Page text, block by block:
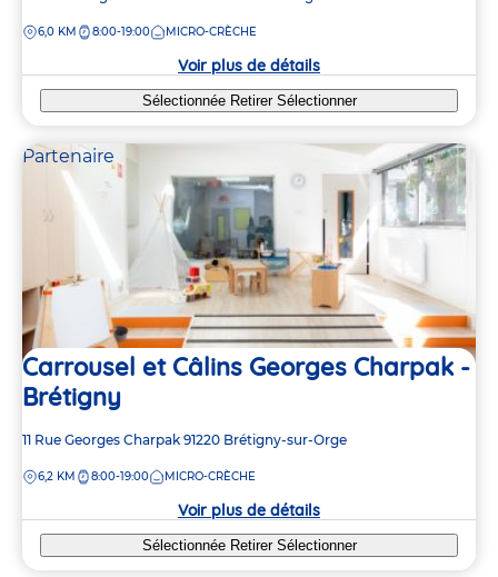
la
DISTANCE
6,0 KM 8:00-19:00 MICRO-CRÈCHE
Voir plus de détails
Sélectionnée Retirer Sélectionner
Partenaire
Carrousel et Câlins Georges Charpak -
Brétigny
Adresse
la
11 Rue Georges Charpak 91220 Brétigny-sur-Orge
DISTANCE
6,2 KM 8:00-19:00 MICRO-CRÈCHE
Voir plus de détails
Sélectionnée Retirer Sélectionner
3
3